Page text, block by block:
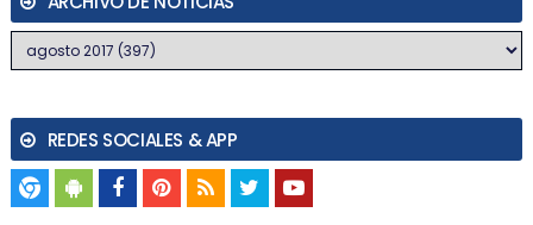
REDES SOCIALES & APP